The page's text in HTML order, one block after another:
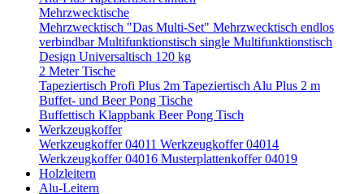
Mehrzwecktische
Mehrzwecktisch "Das Multi-Set" Mehrzwecktisch endlos
verbindbarMultifunktionstisch single Multifunktionstisch
Design Universaltisch 120 kg
2 Meter Tische
Tapeziertisch Profi Plus 2m Tapeziertisch Alu Plus 2 m
Buffet- und Beer Pong Tische
Buffettisch Klappbank Beer Pong Tisch
Werkzeugkoffer
Werkzeugkoffer 04011 Werkzeugkoffer 04014
Werkzeugkoffer 04016 Musterplattenkoffer 04019
Holzleitern
Alu-Leitern